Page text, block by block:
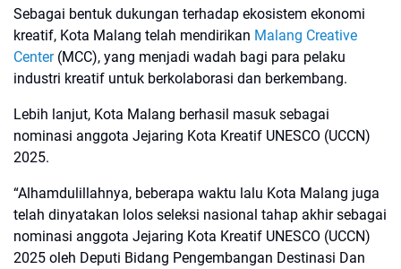
Sebagai bentuk dukungan terhadap ekosistem ekonomi
kreatif, Kota Malang telah mendirikan Malang Creative
Center(MCC), yang menjadi wadah bagi para pelaku
industri kreatif untuk berkolaborasi dan berkembang.
Lebih lanjut, Kota Malang berhasil masuk sebagai
nominasi anggota Jejaring Kota Kreatif UNESCO (UCCN)
2025.
“Alhamdulillahnya, beberapa waktu lalu Kota Malang juga
telah dinyatakan lolos seleksi nasional tahap akhir sebagai
nominasi anggota Jejaring Kota Kreatif UNESCO (UCCN)
2025 oleh Deputi Bidang Pengembangan Destinasi Dan